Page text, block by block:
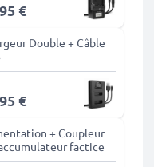
€
Double + Câble
€
+ Coupleur
factice